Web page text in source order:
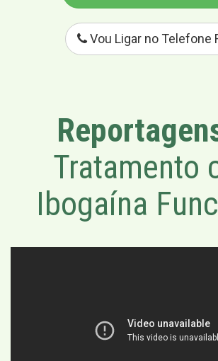
Vou Ligar no Telefone
Tratamento
Ibogaína